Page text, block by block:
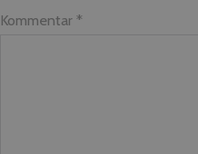
Kommentar *